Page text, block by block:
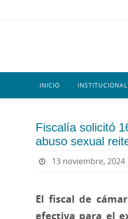
INICIO INSTITUCIONAL
Fiscalía solicitó
abuso sexual
13 noviembre, 2024
El fiscal de
efectiva para el